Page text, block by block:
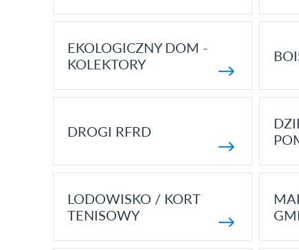
EKOLOGICZNY DOM -
KOLEKTORY
DROGI RFRD
LODOWISKO / KORT
TENISOWY